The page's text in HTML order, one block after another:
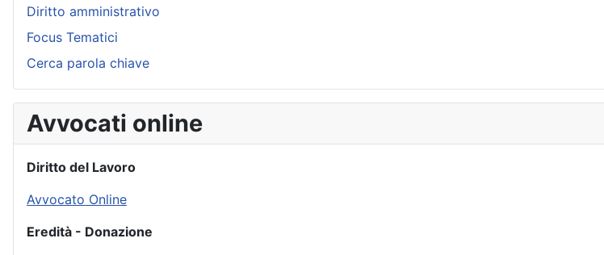
Diritto amministrativo
Focus Tematici
Cerca parola chiave
Avvocati online
Diritto del Lavoro
Avvocato Online
Eredità - Donazione